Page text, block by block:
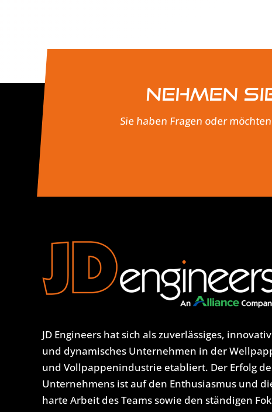
Nehmen
Sie haben Fragen oder
JD Engineers hat sich als zuverlässiges,
und dynamisches Unternehmen in der
und Vollpappenindustrie etabliert. Der Erfolg
Unternehmens ist auf den Enthusiasmus und
harte Arbeit des Teams sowie den ständigen